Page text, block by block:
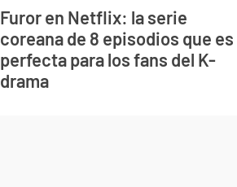
Furor en Netflix: la serie
coreana de 8 episodios que es
perfecta para los fans del K-
drama